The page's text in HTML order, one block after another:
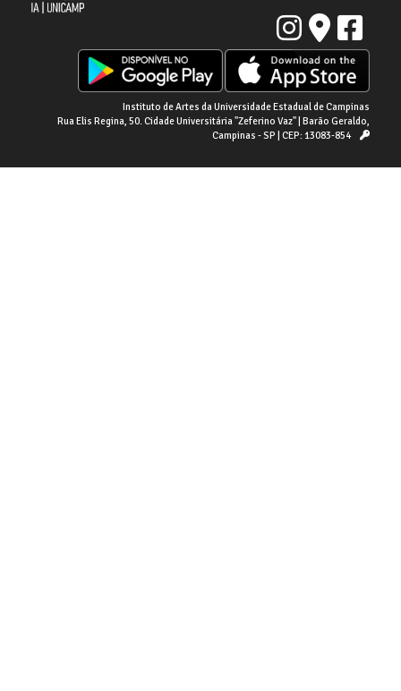
Instituto de Artes da Universidade Estadual de Campinas
Rua Elis Regina, 50. Cidade Universitária "Zeferino Vaz" | Barão Geraldo,
Campinas - SP | CEP: 13083-854